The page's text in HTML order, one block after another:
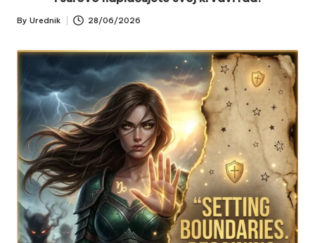
Posted
By Urednik 28/06/2026